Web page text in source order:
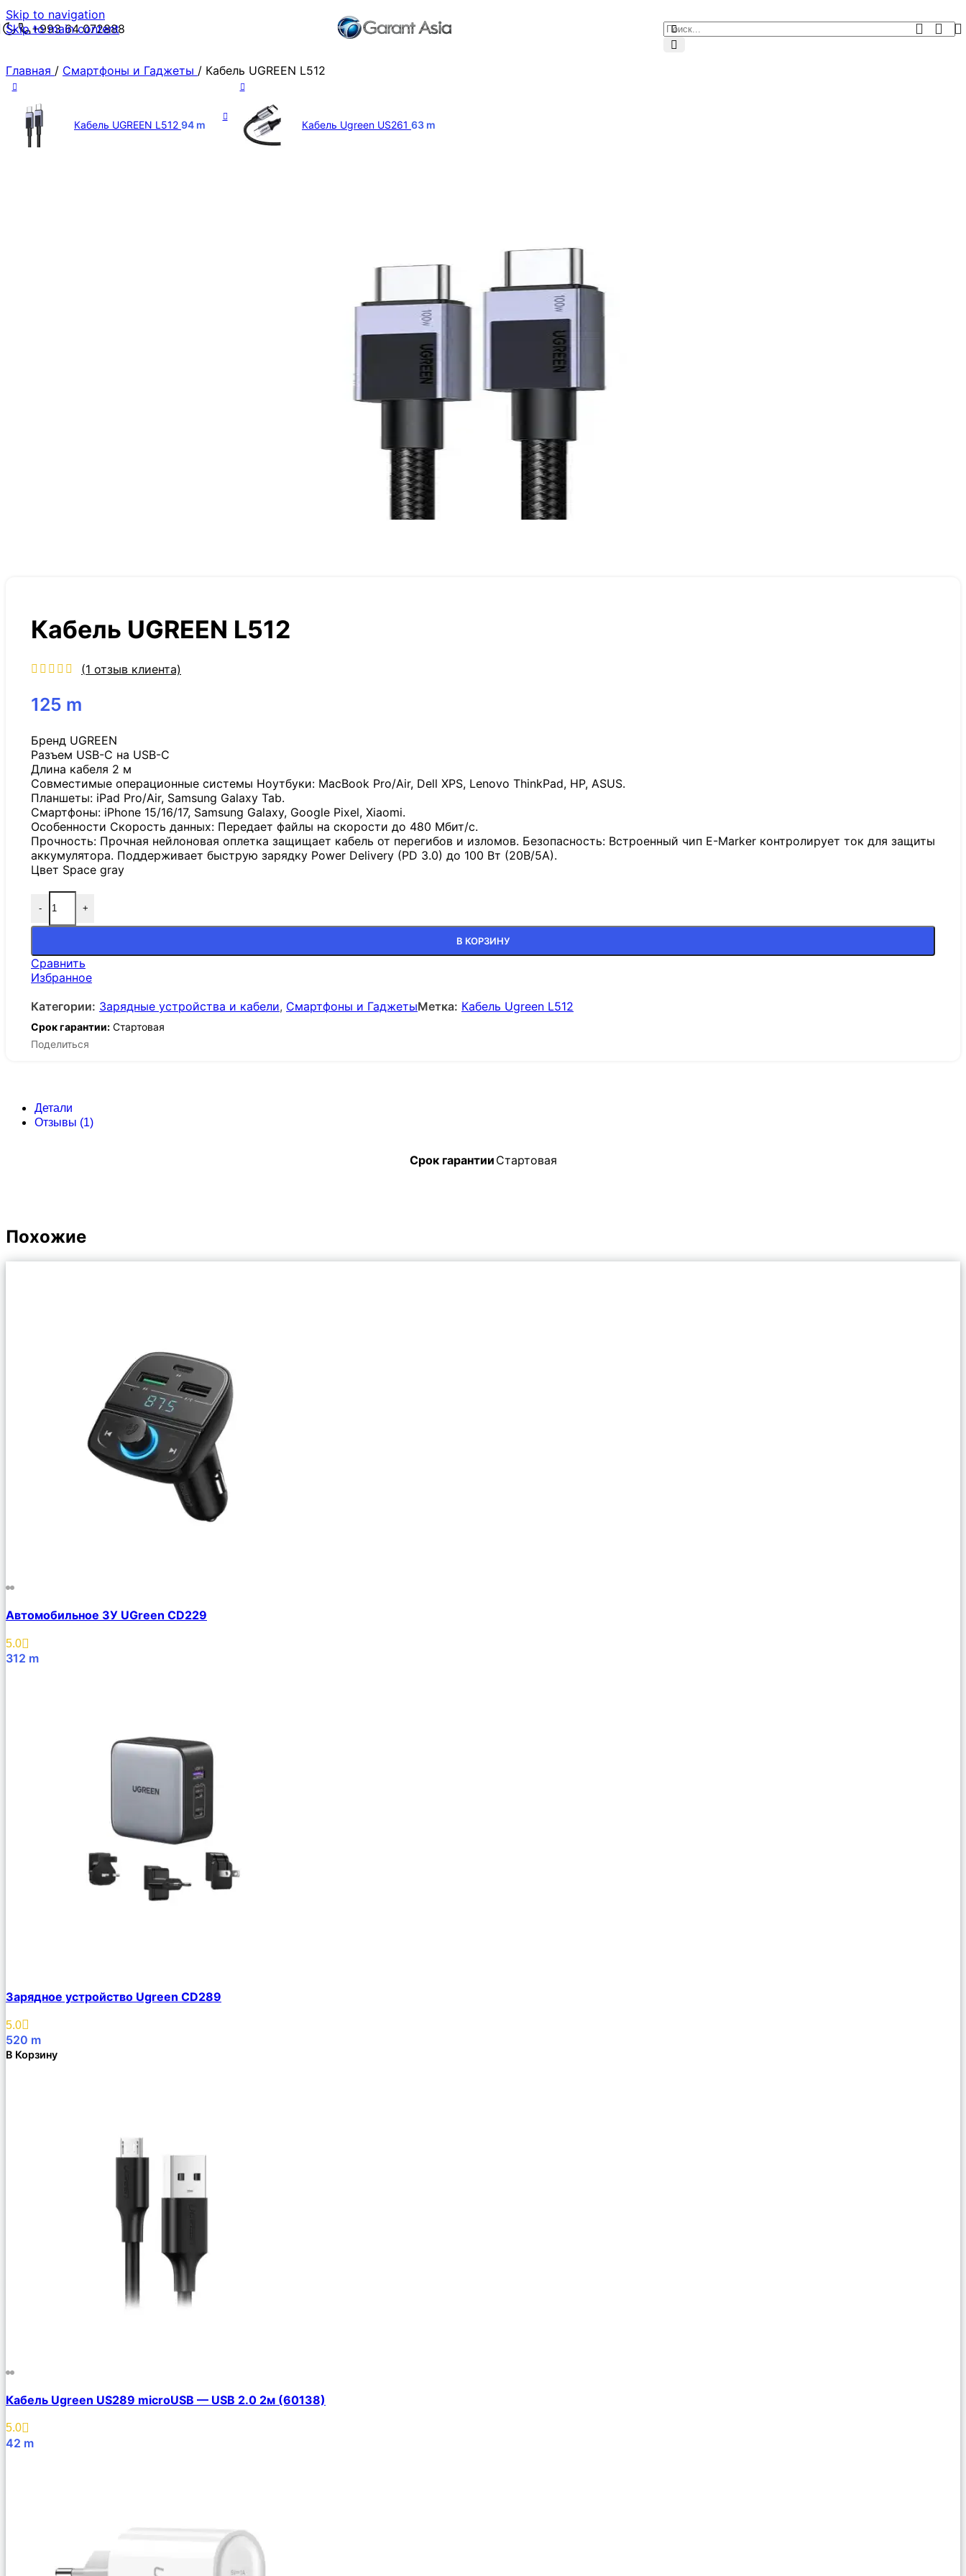
Skip to navigation
Skip to main content
+993 64 072888
Главная / Смартфоны и Гаджеты / Кабель UGREEN L512
Кабель UGREEN L512 94 m Кабель Ugreen US261 63 m
Кабель UGREEN L512
(1 отзыв клиента)
125 m
Бренд UGREEN
Разъем USB-C на USB-C
Длина кабеля 2 м
Совместимые операционные системы Ноутбуки: MacBook Pro/Air, Dell XPS, Lenovo ThinkPad, HP, ASUS.
Планшеты: iPad Pro/Air, Samsung Galaxy Tab.
Смартфоны: iPhone 15/16/17, Samsung Galaxy, Google Pixel, Xiaomi.
Особенности Скорость данных: Передает файлы на скорости до 480 Мбит/с.
Прочность: Прочная нейлоновая оплетка защищает кабель от перегибов и изломов. Безопасность: Встроенный чип E-Marker контролирует ток для защиты
аккумулятора. Поддерживает быструю зарядку Power Delivery (PD 3.0) до 100 Вт (20В/5А).
Цвет Space gray
- +
В КОРЗИНУ
Сравнить
Избранное
Категории: Зарядные устройства и кабели, Смартфоны и ГаджетыМетка: Кабель Ugreen L512
Срок гарантии: Стартовая
Поделиться
Детали
Отзывы (1)
Срок гарантии Стартовая
Похожие
Автомобильное ЗУ UGreen CD229
5.0
312 m
Зарядное устройство Ugreen CD289
5.0
520 m
В Корзину
Кабель Ugreen US289 microUSB — USB 2.0 2м (60138)
5.0
42 m